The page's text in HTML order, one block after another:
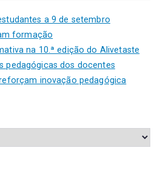
a 9 de setembro
formação
na 10.ª edição do Alivetaste
pedagógicas dos docentes
inovação pedagógica